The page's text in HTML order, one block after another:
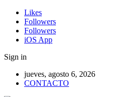
Likes
Followers
Followers
iOS App
Sign in
jueves, agosto 6, 2026
CONTACTO